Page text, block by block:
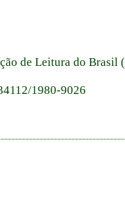
de Leitura do Brasil
1980-9026